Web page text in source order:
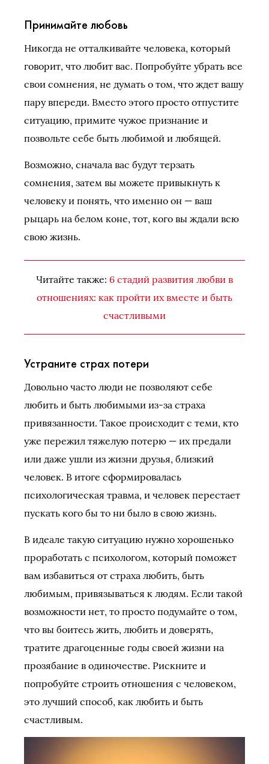
Принимайте любовь
Никогда не отталкивайте человека, который
говорит, что любит вас. Попробуйте убрать все
свои сомнения, не думать о том, что ждет вашу
пару впереди. Вместо этого просто отпустите
ситуацию, примите чужое признание и
позвольте себе быть любимой и любящей.
Возможно, сначала вас будут терзать
сомнения, затем вы можете привыкнуть к
человеку и понять, что именно он — ваш
рыцарь на белом коне, тот, кого вы ждали всю
свою жизнь.
Читайте также: 6 стадий развития любви в
отношениях: как пройти их вместе и быть
счастливыми
Устраните страх потери
Довольно часто люди не позволяют себе
любить и быть любимыми из-за страха
привязанности. Такое происходит с теми, кто
уже пережил тяжелую потерю — их предали
или даже ушли из жизни друзья, близкий
человек. В итоге сформировалась
психологическая травма, и человек перестает
пускать кого бы то ни было в свою жизнь.
В идеале такую ситуацию нужно хорошенько
проработать с психологом, который поможет
вам избавиться от страха любить, быть
любимым, привязываться к людям. Если такой
возможности нет, то просто подумайте о том,
что вы боитесь жить, любить и доверять,
тратите драгоценные годы своей жизни на
прозябание в одиночестве. Рискните и
попробуйте строить отношения с человеком,
это лучший способ, как любить и быть
счастливым.